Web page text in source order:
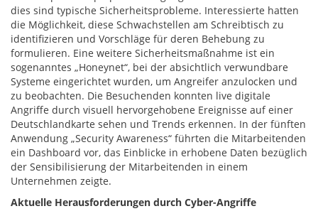
dies sind typische Sicherheitsprobleme. Interessierte hatten
die Möglichkeit, diese Schwachstellen am Schreibtisch zu
identifizieren und Vorschläge für deren Behebung zu
formulieren. Eine weitere Sicherheitsmaßnahme ist ein
sogenanntes „Honeynet“, bei der absichtlich verwundbare
Systeme eingerichtet wurden, um Angreifer anzulocken und
zu beobachten. Die Besuchenden konnten live digitale
Angriffe durch visuell hervorgehobene Ereignisse auf einer
Deutschlandkarte sehen und Trends erkennen. In der fünften
Anwendung „Security Awareness“ führten die Mitarbeitenden
ein Dashboard vor, das Einblicke in erhobene Daten bezüglich
der Sensibilisierung der Mitarbeitenden in einem
Unternehmen zeigte.
Aktuelle Herausforderungen durch Cyber-Angriffe